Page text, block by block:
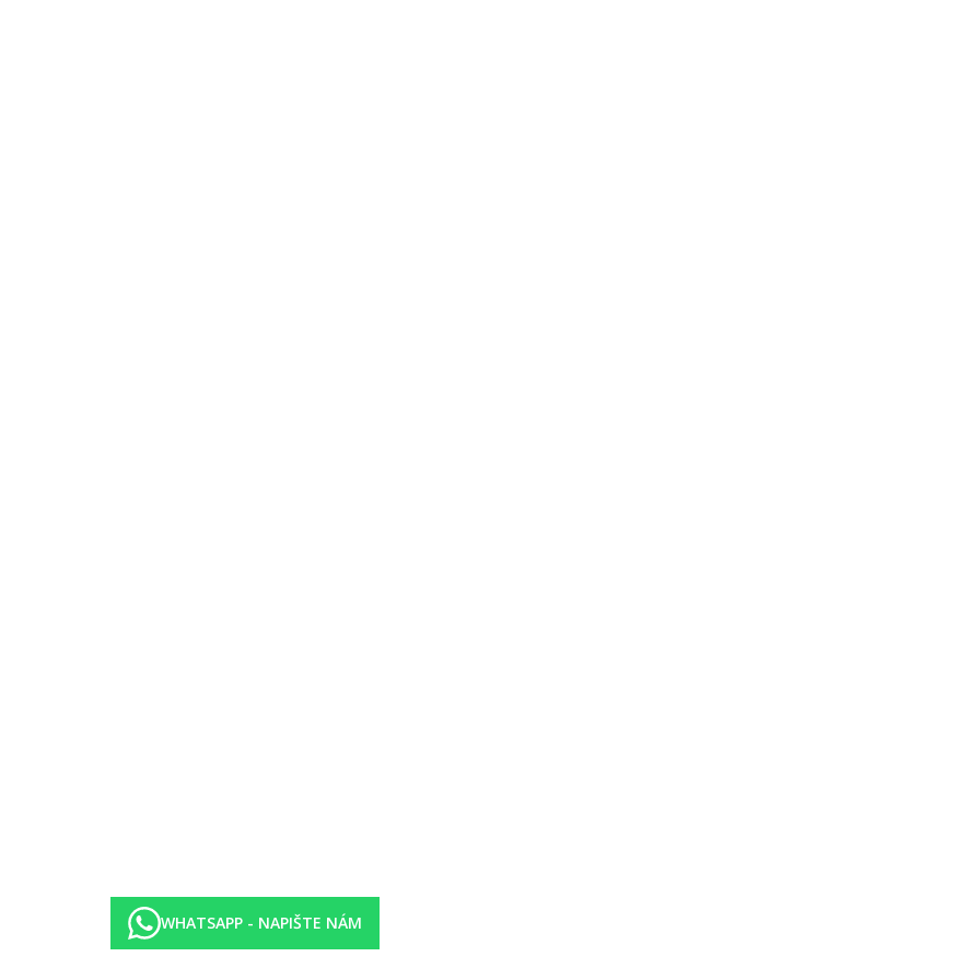
WHATSAPP - NAPIŠTE NÁM